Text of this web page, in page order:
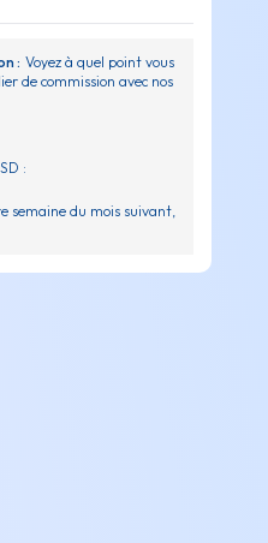
: Voyez à quel point vous
de commission avec nos
:
semaine du mois suivant,